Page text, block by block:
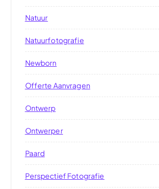
Natuur
Natuurfotografie
Newborn
Offerte Aanvragen
Ontwerp
Ontwerper
Paard
Perspectief Fotografie